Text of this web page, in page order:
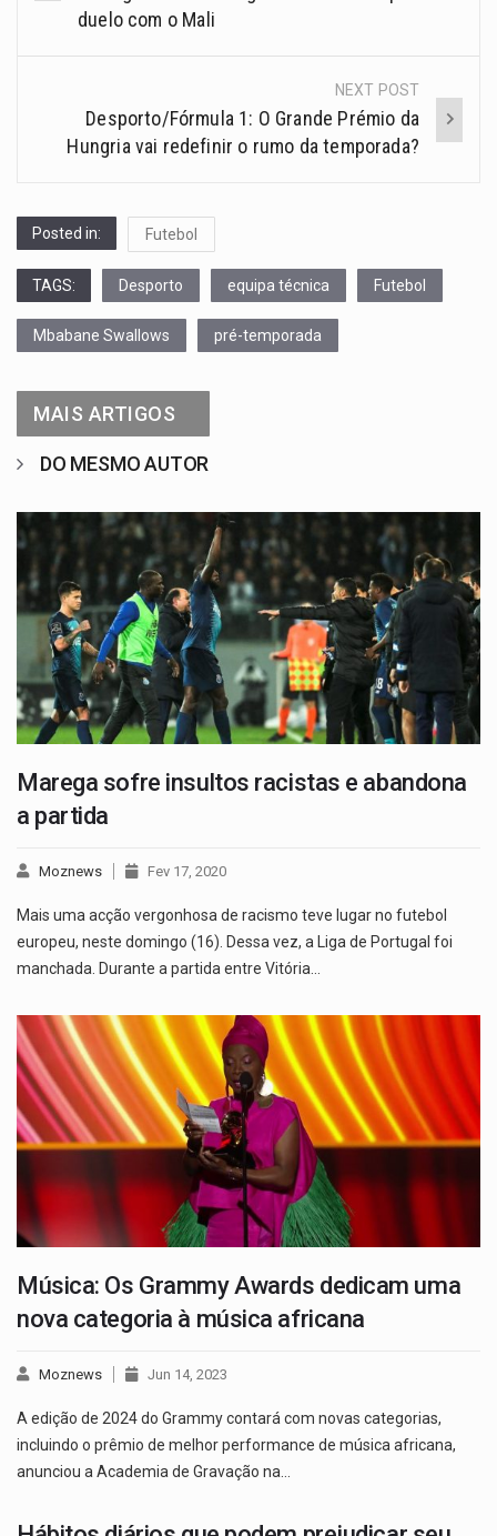
duelo com o Mali
NEXT POST
Desporto/Fórmula 1: O Grande Prémio da
Hungria vai redefinir o rumo da temporada?
Posted in: Futebol
TAGS: Desporto equipa técnica Futebol
Mbabane Swallows pré-temporada
MAIS ARTIGOS
DO MESMO AUTOR
Marega sofre insultos racistas e abandona
a partida
Moznews Fev 17, 2020
Mais uma acção vergonhosa de racismo teve lugar no futebol
europeu, neste domingo (16). Dessa vez, a Liga de Portugal foi
manchada. Durante a partida entre Vitória…
Música: Os Grammy Awards dedicam uma
nova categoria à música africana
Moznews Jun 14, 2023
A edição de 2024 do Grammy contará com novas categorias,
incluindo o prêmio de melhor performance de música africana,
anunciou a Academia de Gravação na…